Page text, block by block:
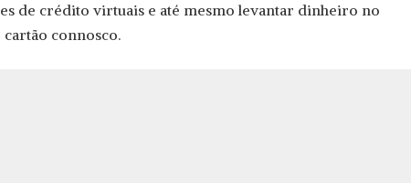
de crédito virtuais e até mesmo levantar dinheiro no
connosco.